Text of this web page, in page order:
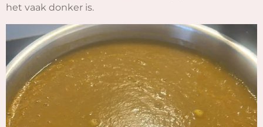
het vaak donker is.